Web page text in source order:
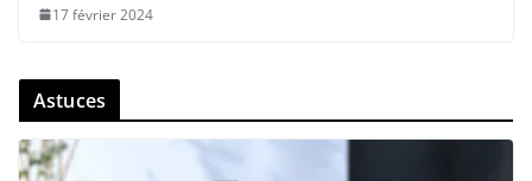
17 février 2024
Astuces